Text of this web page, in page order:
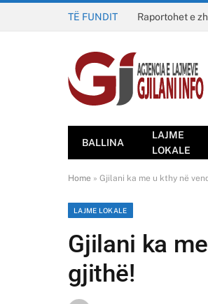
TË FUNDIT Raportohet e
BALLINA
LAJME
LOKALE
Home » Gjilani ka me u kthy në
LAJME LOKALE
Gjilani ka
gjithë!